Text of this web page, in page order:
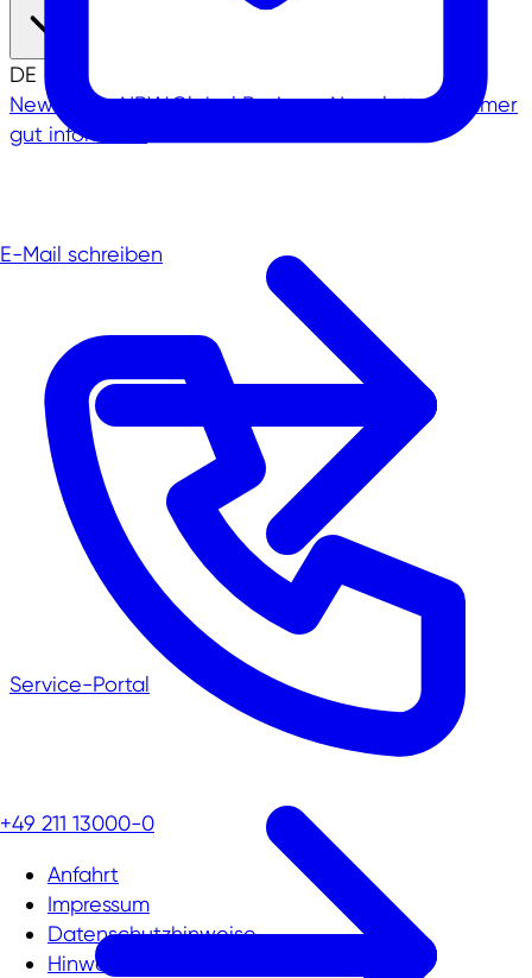
DE
Newsletter NRW.Global Business Newsletter - immer
gut informiert!
Service-Portal
E-Mail schreiben
+49 211 13000-0
Anfahrt
Impressum
Datenschutzhinweise
Hinweisgeberschutzgesetz